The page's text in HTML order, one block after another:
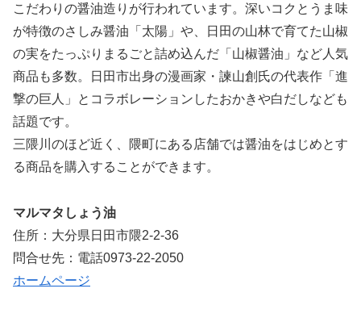
こだわりの醤油造りが行われています。深いコクとうま味
が特徴のさしみ醤油「太陽」や、日田の山林で育てた山椒
の実をたっぷりまるごと詰め込んだ「山椒醤油」など人気
商品も多数。日田市出身の漫画家・諫山創氏の代表作「進
撃の巨人」とコラボレーションしたおかきや白だしなども
話題です。
三隈川のほど近く、隈町にある店舗では醤油をはじめとす
る商品を購入することができます。
マルマタしょう油
住所：大分県日田市隈2-2-36
問合せ先：電話0973-22-2050
ホームページ